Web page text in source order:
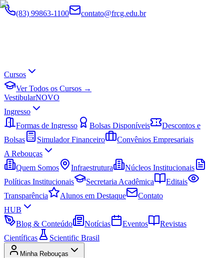
(83) 99863-1100 contato@frcg.edu.br
Cursos
Ver Todos os Cursos →
VestibularNOVO
Ingresso
Formas de Ingresso
Bolsas Disponíveis
Descontos e
Bolsas
Simulador Financeiro
Convênios Empresariais
A Rebouças
Quem Somos
Infraestrutura
Núcleos Institucionais
Políticas Institucionais
Secretaria Acadêmica
Editais
Transparência
Alunos em Destaque
Contato
HUB
Blog & Conteúdo
Notícias Eventos
Revistas
Científicas
Scientific Brasil
Minha Rebouças